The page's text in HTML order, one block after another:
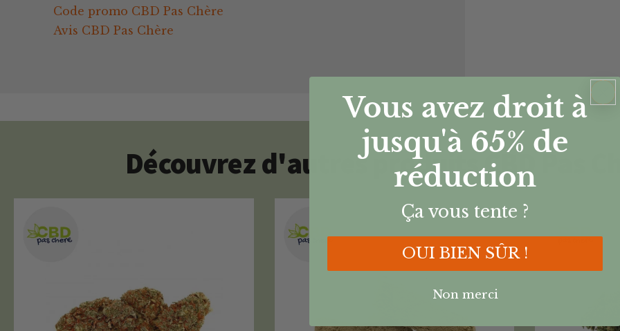
Code promo CBD Pas Chère
Avis CBD Pas Chère
Découvrez d'autres produits CBD Pas
Vous avez droit à
jusqu'à 65% de
réduction
Ça vous tente ?
OUI BIEN SÛR !
Non merci